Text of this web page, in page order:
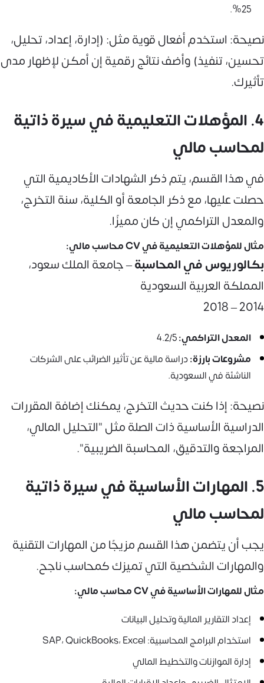
25%.
نصيحة: استخدم أفعال قوية مثل: (إدارة، إعداد، تحليل،
تحسين، تنفيذ) وأضف نتائج رقمية إن أمكن لإظهار مدى
تأثيرك.
4. المؤهلات التعليمية في سيرة ذاتية
لمحاسب مالي
في هذا القسم، يتم ذكر الشهادات الأكاديمية التي
حصلت عليها، مع ذكر الجامعة أو الكلية، سنة التخرج،
والمعدل التراكمي إن كان مميزًا.
مثال للمؤهلات التعليمية في CV محاسب مالي:
بكالوريوس في المحاسبة– جامعة الملك سعود،
المملكة العربية السعودية
2014 – 2018
المعدل التراكمي:
مشروعات بارزة:دراسة مالية عن تأثير الضرائب على الشركات
الناشئة في السعودية.
نصيحة: إذا كنت حديث التخرج، يمكنك إضافة المقررات
الدراسية الأساسية ذات الصلة مثل "التحليل المالي،
المراجعة والتدقيق، المحاسبة الضريبية".
5. المهارات الأساسية في سيرة ذاتية
لمحاسب مالي
يجب أن يتضمن هذا القسم مزيجًا من المهارات التقنية
والمهارات الشخصية التي تميزك كمحاسب ناجح.
مثال للمهارات الأساسية في CV محاسب مالي:
إعداد التقارير المالية وتحليل البيانات
استخدام البرامج المحاسبية: SAP، QuickBooks، Excel
إدارة الموازنات والتخطيط المالي